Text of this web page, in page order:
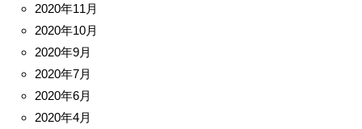
2020年11月
2020年10月
2020年9月
2020年7月
2020年6月
2020年4月